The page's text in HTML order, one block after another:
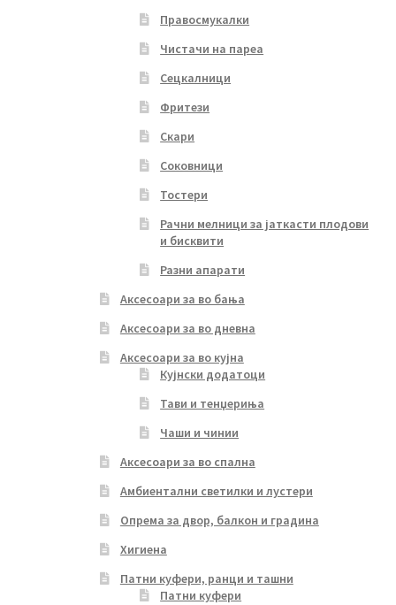
Правосмукалки
Чистачи на пареа
Сецкалници
Фритези
Скари
Соковници
Тостери
Рачни мелници за јаткасти плодови
и бисквити
Разни апарати
Аксесоари за во бања
Аксесоари за во дневна
Аксесоари за во кујна
Кујнски додатоци
Тави и тенџериња
Чаши и чинии
Аксесоари за во спална
Амбиентални светилки и лустери
Опрема за двор, балкон и градина
Хигиена
Патни куфери, ранци и ташни
Патни куфери